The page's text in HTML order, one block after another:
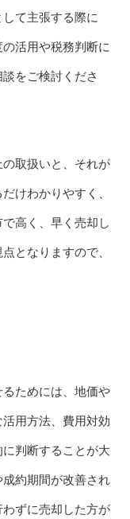
て主張する際に
活用や税務判断に
をご検討くださ
取扱いと、それが
けわかりやすく、
高く、早く売却し
となりますので、
ためには、地価や
用方法、費用対効
判断することが大
約期間が改善され
ずに売却した方が